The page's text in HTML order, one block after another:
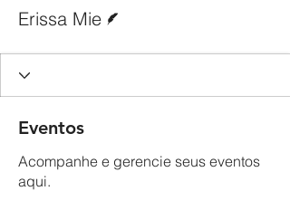
Erissa Mie
Eventos
Acompanhe e gerencie seus eventos
aqui.